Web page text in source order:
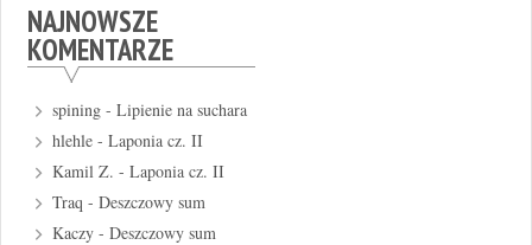
NAJNOWSZE
KOMENTARZE
spining -Lipienie na suchara
hlehle -Laponia cz. II
Kamil Z. -Laponia cz. II
Traq -Deszczowy sum
Kaczy -Deszczowy sum